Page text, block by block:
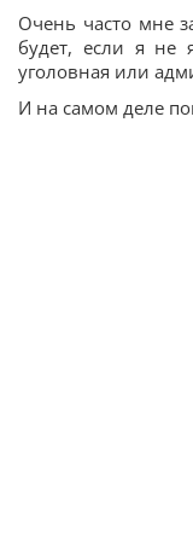
Очень часто мне
будет, если я не
уголовная или
И на самом деле